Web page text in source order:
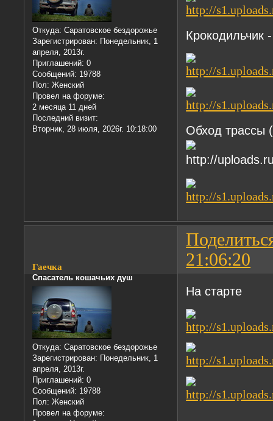
Откуда: Саратовское бездорожье
Зарегистрирован: Понедельник, 1
апреля, 2013г.
Приглашений: 0
Сообщений: 19788
Пол: Женский
Провел на форуме:
2 месяца 11 дней
Последний визит:
Вторник, 28 июля, 2026г. 10:18:00
Крокодильчик
Обход трассы
21:06:20
Гаечка
Спасатель кошачьих душ
Откуда: Саратовское бездорожье
Зарегистрирован: Понедельник, 1
апреля, 2013г.
Приглашений: 0
Сообщений: 19788
Пол: Женский
Провел на форуме:
На старте